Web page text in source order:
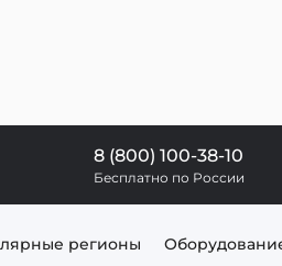
8 (800) 100-38-10
Бесплатно по России
регионы